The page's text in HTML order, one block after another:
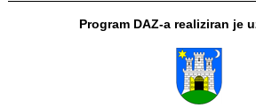
Program DAZ-a realiziran je